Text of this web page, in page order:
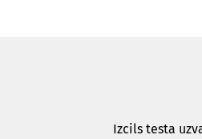
Izcils testa